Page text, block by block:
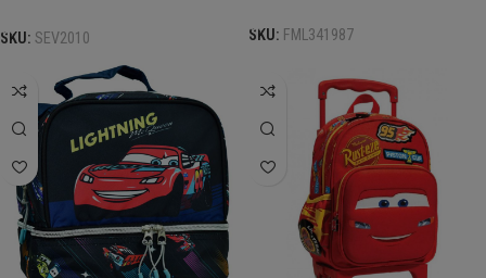
SKU: SEV2010 SKU: FML341987